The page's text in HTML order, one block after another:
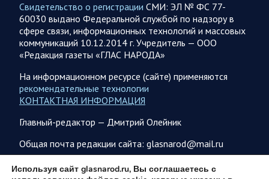
147 БПЛА, запущенных с территории России, из которых
якобы «сбиты/подавлены» – 114. В Рени…
07.08.2026 09:46
Спецоперация
Фронтовая сводка Олега Царева на утро 7 августа 2026
года
203 украинских БПЛА сбито ПВО ночью над 18 субъектами
РФ: Беспилотники сбивали над территориями
Белгородской, Брянской, Волгоградской, Воронежской,
Калужской, Курской,…
Свидетельство о регистрации СМИ: ЭЛ № ФС 77-
60030 выдано Федеральной службой по надзору в
сфере связи, информационных технологий и массовых
коммуникаций 10.12.2014 г. Учредитель — ООО
«Редакция газеты «ГЛАС НАРОДА»
На информационном ресурсе (сайте) применяются
рекомендательные технологии
КОНТАКТНАЯ ИНФОРМАЦИЯ
Главный-редактор — Дмитрий Олейник
Общая почта редакции сайта: glasnarod@mail.ru
ПОДПИСКА
Используя сайт glasnarod.ru, Вы соглашаетесь с